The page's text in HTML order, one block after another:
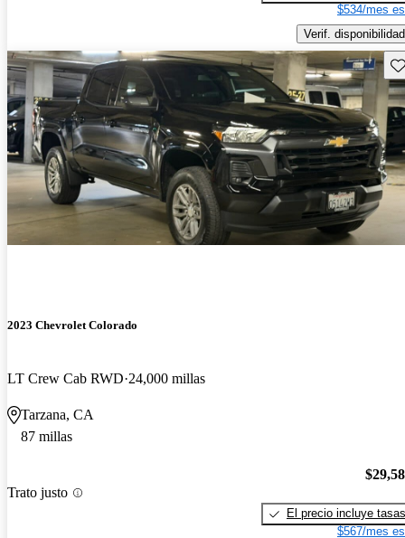
$534/mes
Verif. disponibilidad
2023 Chevrolet Colorado
LT Crew Cab RWD 24,000 millas
Tarzana, CA
87 millas
Trato justo
El precio incluye tasas
$567/mes